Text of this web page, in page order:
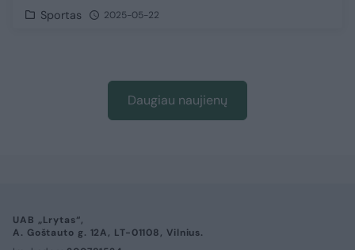
Sportas 2025-05-22
Daugiau naujienų
UAB „Lrytas“,
A. Goštauto g. 12A, LT-01108, Vilnius.